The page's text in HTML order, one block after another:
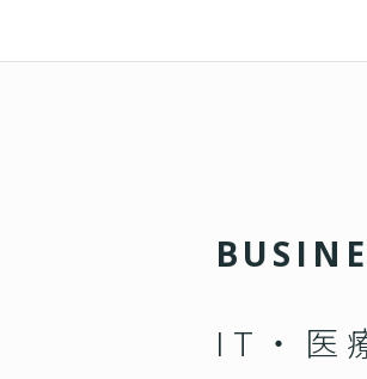
BUS I N E
IT・医